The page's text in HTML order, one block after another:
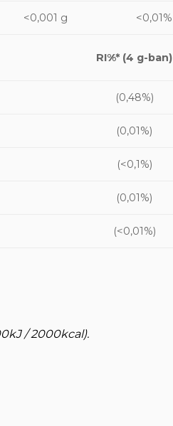
<0,001 g <0,01%
RI%* (4 g-ban)
(0,48%)
(0,01%)
(<0,1%)
(0,01%)
(<0,01%)
/ 2000kcal).